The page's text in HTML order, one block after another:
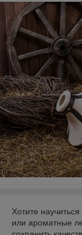
Хотите
или ароматные